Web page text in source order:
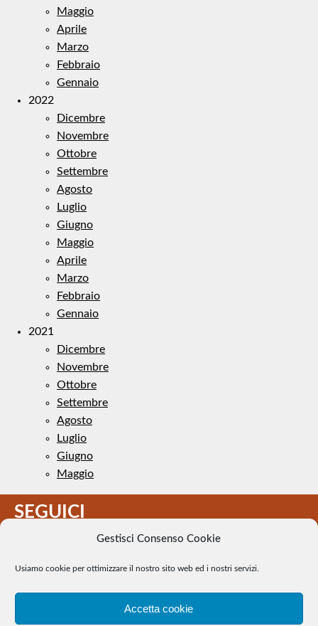
Gestisci Consenso Cookie
Usiamo cookie per ottimizzare il nostro sito web ed i nostri servizi.
Accetta cookie
Maggio
Aprile
Marzo
Febbraio
Gennaio
2022
Dicembre
Novembre
Ottobre
Settembre
Agosto
Luglio
Giugno
Maggio
Aprile
Marzo
Febbraio
Gennaio
2021
Dicembre
Novembre
Ottobre
Settembre
Agosto
Luglio
Giugno
Maggio
SEGUICI